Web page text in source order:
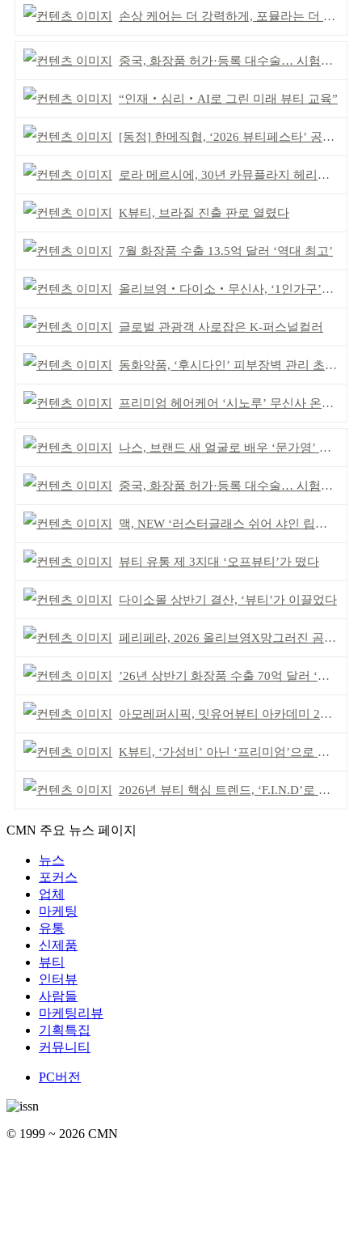
손상 케어는 더 강력하게, 포뮬라는 더 산뜻하게!
중국, 화장품 허가·등록 대수술… 시험자료 공용 허용
“인재‧심리‧AI로 그린 미래 뷰티 교육”
[동정] 한메직협, ‘2026 뷰티페스타’ 공동 주최
로라 메르시에, 30년 카뮤플라지 헤리티지 담아
K뷰티, 브라질 진출 판로 열렸다
7월 화장품 수출 13.5억 달러 ‘역대 최고’
올리브영‧다이소‧무신사, ‘1인가구’가 이끈다
글로벌 관광객 사로잡은 K-퍼스널컬러
동화약품, ‘후시다인’ 피부장벽 관리 초점 ‘리브랜딩’
프리미엄 헤어케어 ‘시노루’ 무신사 온라인 입점
나스, 브랜드 새 얼굴로 배우 ‘문가영’ 발탁
중국, 화장품 허가·등록 대수술… 시험자료 공용 허용
맥, NEW ‘러스터글래스 쉬어 샤인 립스틱’ 출시
뷰티 유통 제 3지대 ‘오프뷰티’가 떴다
다이소몰 상반기 결산, ‘뷰티’가 이끌었다
페리페라, 2026 올리브영X망그러진 곰 콜라보
’26년 상반기 화장품 수출 70억 달러 ‘역대 최고’
아모레퍼시픽, 밋유어뷰티 아카데미 2기 발대식
K뷰티, ‘가성비’ 아닌 ‘프리미엄’으로 승부걸어야
2026년 뷰티 핵심 트렌드, ‘F.I.N.D’로 읽는다
CMN 주요 뉴스 페이지
뉴스
포커스
업체
마케팅
유통
신제품
뷰티
인터뷰
사람들
마케팅리뷰
기획특집
커뮤니티
PC버전
© 1999 ~ 2026 CMN